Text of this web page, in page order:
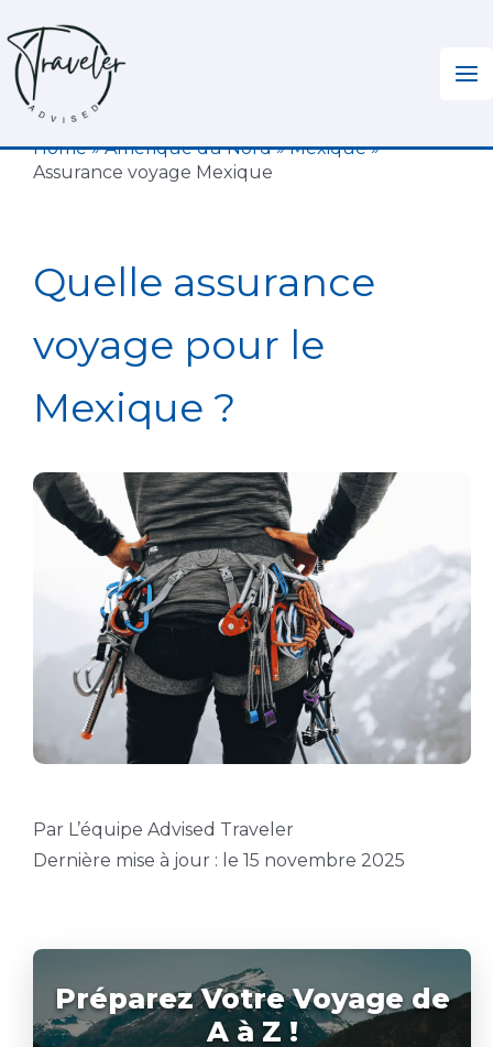
au
contenu
Home»Amérique du Nord»Mexique»
Assurance voyage Mexique
Quelle assurance
voyage pour le
Mexique ?
Par L’équipe Advised Traveler
Dernière mise à jour : le 15 novembre 2025
Préparez Votre Voyage de
A à Z !